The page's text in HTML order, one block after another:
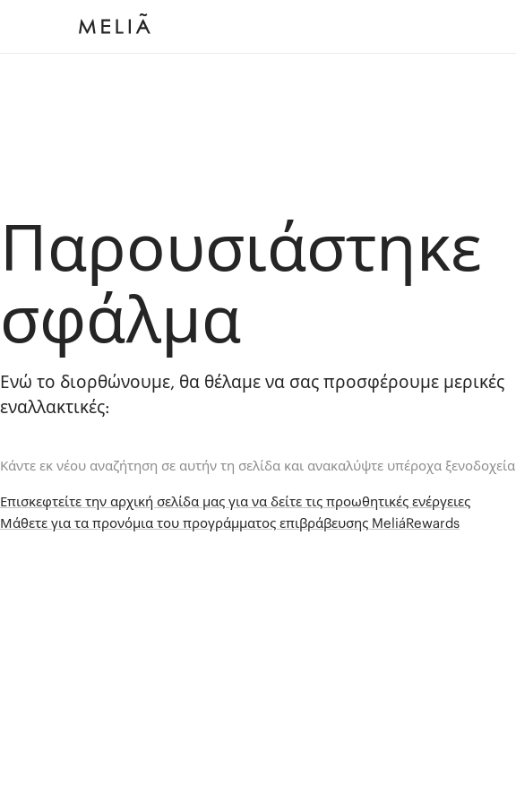
Παρουσιάστηκε
σφάλμα
Ενώ το διορθώνουμε, θα θέλαμε να σας προσφέρουμε μερικές
εναλλακτικές:
Κάντε εκ νέου αναζήτηση σε αυτήν τη σελίδα και ανακαλύψτε υπέροχα ξενοδοχεία
Επισκεφτείτε την αρχική σελίδα μας για να δείτε τις προωθητικές ενέργειες
Μάθετε για τα προνόμια του προγράμματος επιβράβευσης MeliáRewards